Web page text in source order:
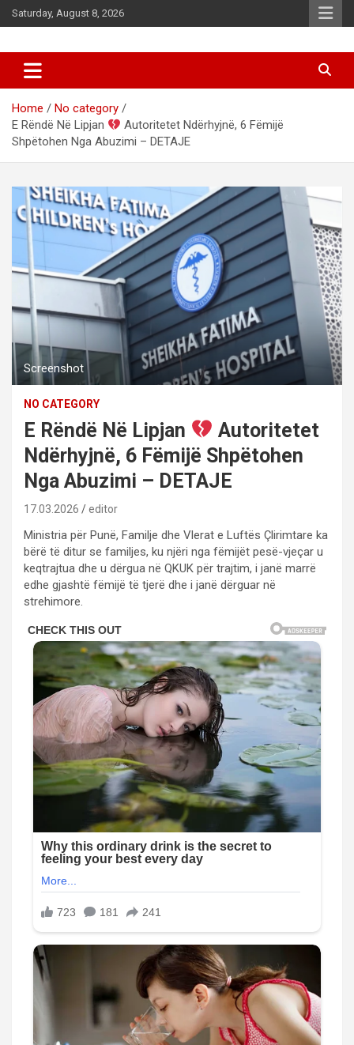
Skip
to
Saturday, August 8, 2026
d7-news.com
Home
No category
E Rëndë Në Lipjan
Autoritetet Ndërhyjnë, 6 Fëmijë
Shpëtohen Nga Abuzimi – DETAJE
Screenshot
NO CATEGORY
E Rëndë Në Lipjan
Autoritetet
Ndërhyjnë, 6 Fëmijë Shpëtohen
Nga Abuzimi – DETAJE
17.03.2026 editor
Ministria për Punë, Familje dhe Vlerat e Luftës Çlirimtare ka
bërë të ditur se familjes, ku njëri nga fëmijët pesë-vjeçar u
keqtrajtua dhe u dërgua në QKUK për trajtim, i janë marrë
edhe gjashtë fëmijë të tjerë dhe i janë dërguar në
strehimore.